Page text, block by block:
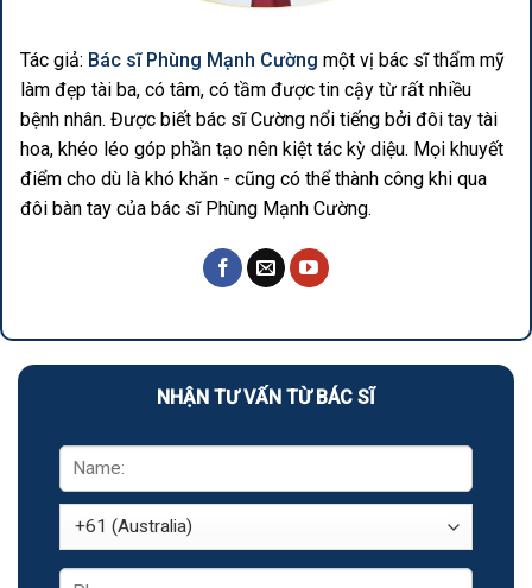
Tác giả: Bác sĩ Phùng Mạnh Cường một vị bác sĩ thẩm mỹ
làm đẹp tài ba, có tâm, có tầm được tin cậy từ rất nhiều
bệnh nhân. Được biết bác sĩ Cường nổi tiếng bởi đôi tay tài
hoa, khéo léo góp phần tạo nên kiệt tác kỳ diệu. Mọi khuyết
điểm cho dù là khó khăn - cũng có thể thành công khi qua
đôi bàn tay của bác sĩ Phùng Mạnh Cường.
NHẬN TƯ VẤN TỪ BÁC SĨ